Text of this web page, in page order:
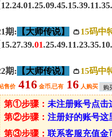
期: 【大师传说】 👛15码中
15.27.39.01
期: 【大师传说】 👛15码中
售价416 金币,已有 16 人购买
第①步骤： 未注册账号点
第②步骤： 注册好的账号
第③步骤： 联系客服充值金